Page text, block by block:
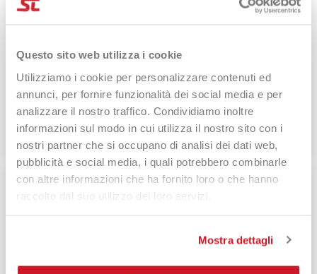
Questo sito web utilizza i cookie
Utilizziamo i cookie per personalizzare contenuti ed
annunci, per fornire funzionalità dei social media e per
analizzare il nostro traffico. Condividiamo inoltre
informazioni sul modo in cui utilizza il nostro sito con i
nostri partner che si occupano di analisi dei dati web,
pubblicità e social media, i quali potrebbero combinarle
con altre informazioni che ha fornito loro o che hanno
Mostra dettagli
Guida completa alla NOX AT10 Luxury Genius
2026: internazionale, Italian Edition e Lite a
confronto
Read more